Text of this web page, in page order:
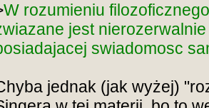
W rozumieniu
jest
swiadomosc
jednak (jak wyżej)